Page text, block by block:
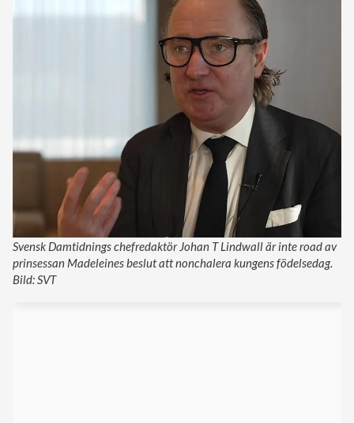
Svensk Damtidnings chefredaktör Johan T Lindwall är inte road av
prinsessan Madeleines beslut att nonchalera kungens födelsedag.
Bild: SVT